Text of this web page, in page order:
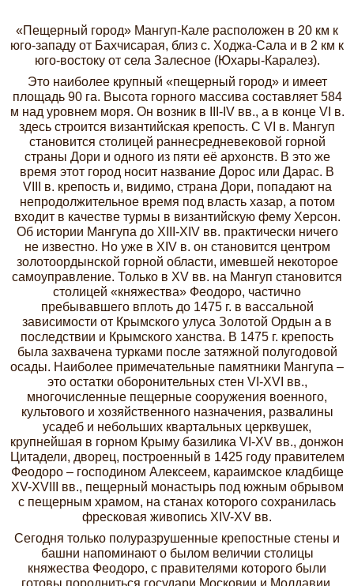
«Пещерный город» Мангуп-Кале расположен в 20 км к
юго-западу от Бахчисарая, близ с. Ходжа-Сала и в 2 км к
юго-востоку от села Залесное (Юхары-Каралез).
Это наиболее крупный «пещерный город» и имеет
площадь 90 га. Высота горного массива составляет 584
м над уровнем моря. Он возник в III-IV вв., а в конце VI в.
здесь строится византийская крепость. С VI в. Мангуп
становится столицей раннесредневековой горной
страны Дори и одного из пяти её архонств. В это же
время этот город носит название Дорос или Дарас. В
VIII в. крепость и, видимо, страна Дори, попадают на
непродолжительное время под власть хазар, а потом
входит в качестве турмы в византийскую фему Херсон.
Об истории Мангупа до XIII-XIV вв. практически ничего
не известно. Но уже в XIV в. он становится центром
золотоордынской горной области, имевшей некоторое
самоуправление. Только в XV вв. на Мангуп становится
столицей «княжества» Феодоро, частично
пребывавшего вплоть до 1475 г. в вассальной
зависимости от Крымского улуса Золотой Ордын а в
последствии и Крымского ханства. В 1475 г. крепость
была захвачена турками после затяжной полугодовой
осады. Наиболее примечательные памятники Мангупа –
это остатки оборонительных стен VI-XVI вв.,
многочисленные пещерные сооружения военного,
культового и хозяйственного назначения, развалины
усадеб и небольших квартальных церквушек,
крупнейшая в горном Крыму базилика VI-XV вв., донжон
Цитадели, дворец, построенный в 1425 году правителем
Феодоро – господином Алексеем, караимское кладбище
XV-XVIII вв., пещерный монастырь под южным обрывом
с пещерным храмом, на станах которого сохранилась
фресковая живопись XIV-XV вв.
Сегодня только полуразрушенные крепостные стены и
башни напоминают о былом величии столицы
княжества Феодоро, с правителями которого были
готовы породниться государи Московии и Молдавии.